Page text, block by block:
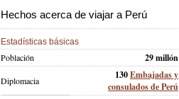
Hechos acerca de viajar a Perú
Estadísticas básicas
Población 29 millón
Diplomacia 130Embajadas y
consulados de Perú